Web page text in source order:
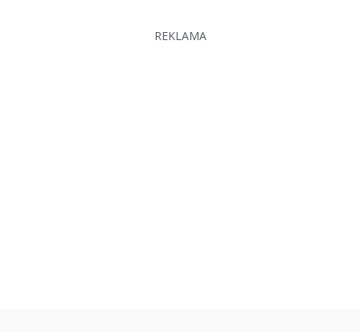
REKLAMA